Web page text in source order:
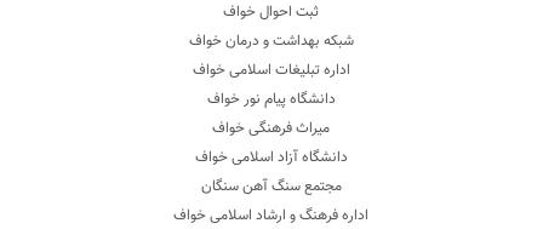
ثبت احوال خواف
شبکه بهداشت و درمان خواف
اداره تبلیغات اسلامی خواف
دانشگاه پیام نور خواف
میراث فرهنگی خواف
دانشگاه آزاد اسلامی خواف
مجتمع سنگ آهن سنگان
اداره فرهنگ و ارشاد اسلامی خواف